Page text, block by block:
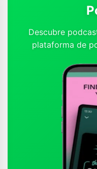
Descubre
plataforma de